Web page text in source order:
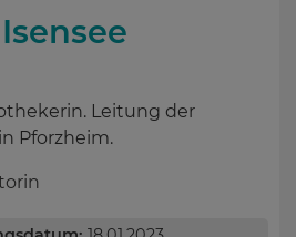
Leitung der
Pforzheim.